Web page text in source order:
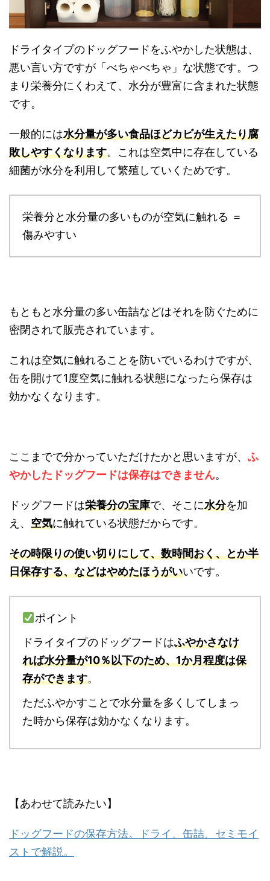
ドライタイプのドッグフードをふやかした状態は、
悪い言い方ですが「べちゃべちゃ」な状態です。つ
まり栄養分にくわえて、水分が豊富に含まれた状態
です。
一般的には水分量が多い食品ほどカビが生えたり腐
敗しやすくなります。これは空気中に存在している
細菌が水分を利用して繁殖していくためです。
栄養分と水分量の多いものが空気に触れる ＝
傷みやすい
もともと水分量の多い缶詰などはそれを防ぐために
密閉されて販売されています。
これは空気に触れることを防いでいるわけですが、
缶を開けて1度空気に触れる状態になったら保存は
効かなくなります。
ここまでで分かっていただけたかと思いますが、 ふ
やかしたドッグフードは保存はできません。
ドッグフードは栄養分の宝庫で、そこに水分を加
え、 空気に触れている状態だからです。
その時限りの使い切りにして、数時間おく、とか半
日保存する、などはやめたほうがいいです。
ポイント
ドライタイプのドッグフードはふやかさなけ
れば水分量が10％以下のため、1か月程度は保
存ができます。
ただふやかすことで水分量を多くしてしまっ
た時から保存は効かなくなります。
【あわせて読みたい】
ドッグフードの保存方法。ドライ、缶詰、セミモイ
ストで解説。